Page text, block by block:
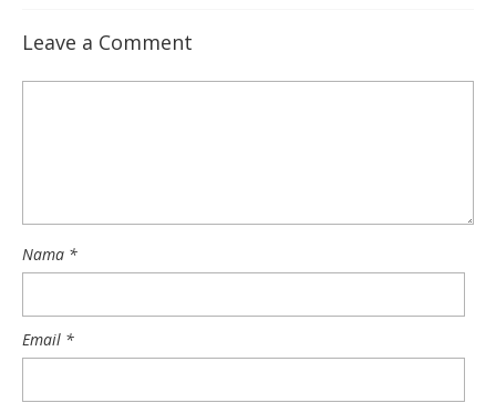
Leave a Comment
Nama *
Email *